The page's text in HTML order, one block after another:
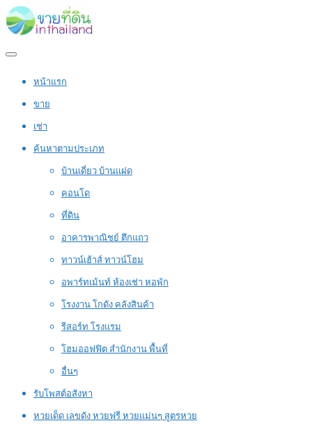
หน้าแรก
ขาย
เช่า
ค้นหาตามประเภท
บ้านเดี่ยว บ้านแฝด
คอนโด
ที่ดิน
อาคารพาณิชย์ ตึกแถว
ทาวน์เฮ้าส์ ทาวน์โฮม
อพาร์ทเม้นท์ ห้องเช่า หอพัก
โรงงาน โกดัง คลังสินค้า
รีสอร์ท โรงแรม
โฮมออฟฟิต สำนักงาน พื้นที่
อื่นๆ
รับโพสต์อสังหา
หวยเด็ด เลขดัง หวยฟรี หวยแม่นๆ สูตรหวย